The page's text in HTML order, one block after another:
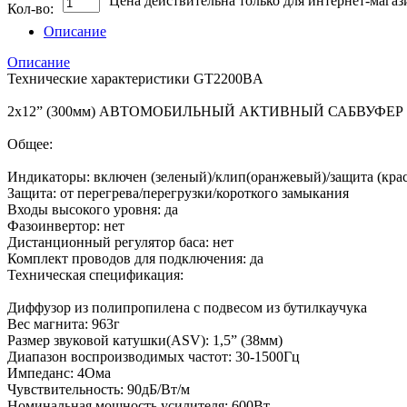
Кол-во:
Описание
Описание
Технические характеристики GT2200BA
2x12” (300мм) АВТОМОБИЛЬНЫЙ АКТИВНЫЙ САБВУФЕР
Общее:
Индикаторы: включен (зеленый)/клип(оранжевый)/защита
Защита: oт перегрева/перегрузки/короткого замыкания
Входы высокого уровня: да
Фазоинвертор: нет
Дистанционный регулятор баса: нет
Комплект проводов для подключения: да
Техническая спецификация:
Диффузор из полипропилена с подвесом из бутилкаучука
Вес магнита: 963г
Размер звуковой катушки(ASV): 1,5” (38мм)
Диапазон воспроизводимых частот: 30-1500Гц
Импеданс: 4Ома
Чувствительность: 90дБ/Вт/м